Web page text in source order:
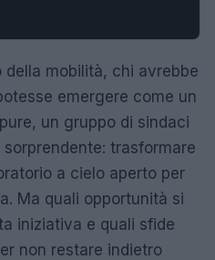
mobilità, chi avrebbe
emergere come un
un gruppo di sindaci
trasformare
a cielo aperto per
Ma quali opportunità si
iniziativa e quali sfide
non restare indietro